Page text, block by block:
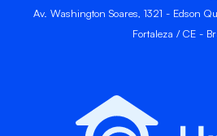
Av. Washington Soares, 1321 - Edson
Fortaleza / CE -